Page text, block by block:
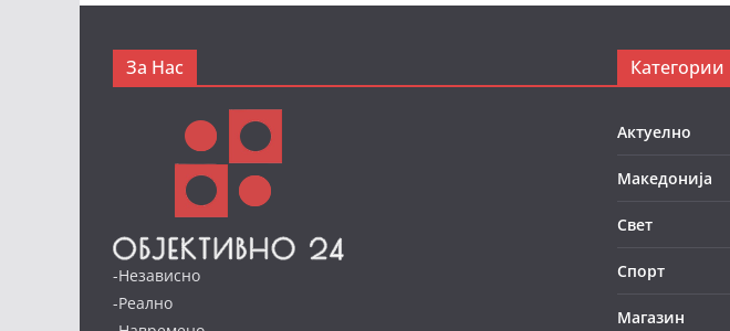
За Нас
-Независно
-Реално
Категории
Актуелно
Македонија
Свет
Спорт
Магазин